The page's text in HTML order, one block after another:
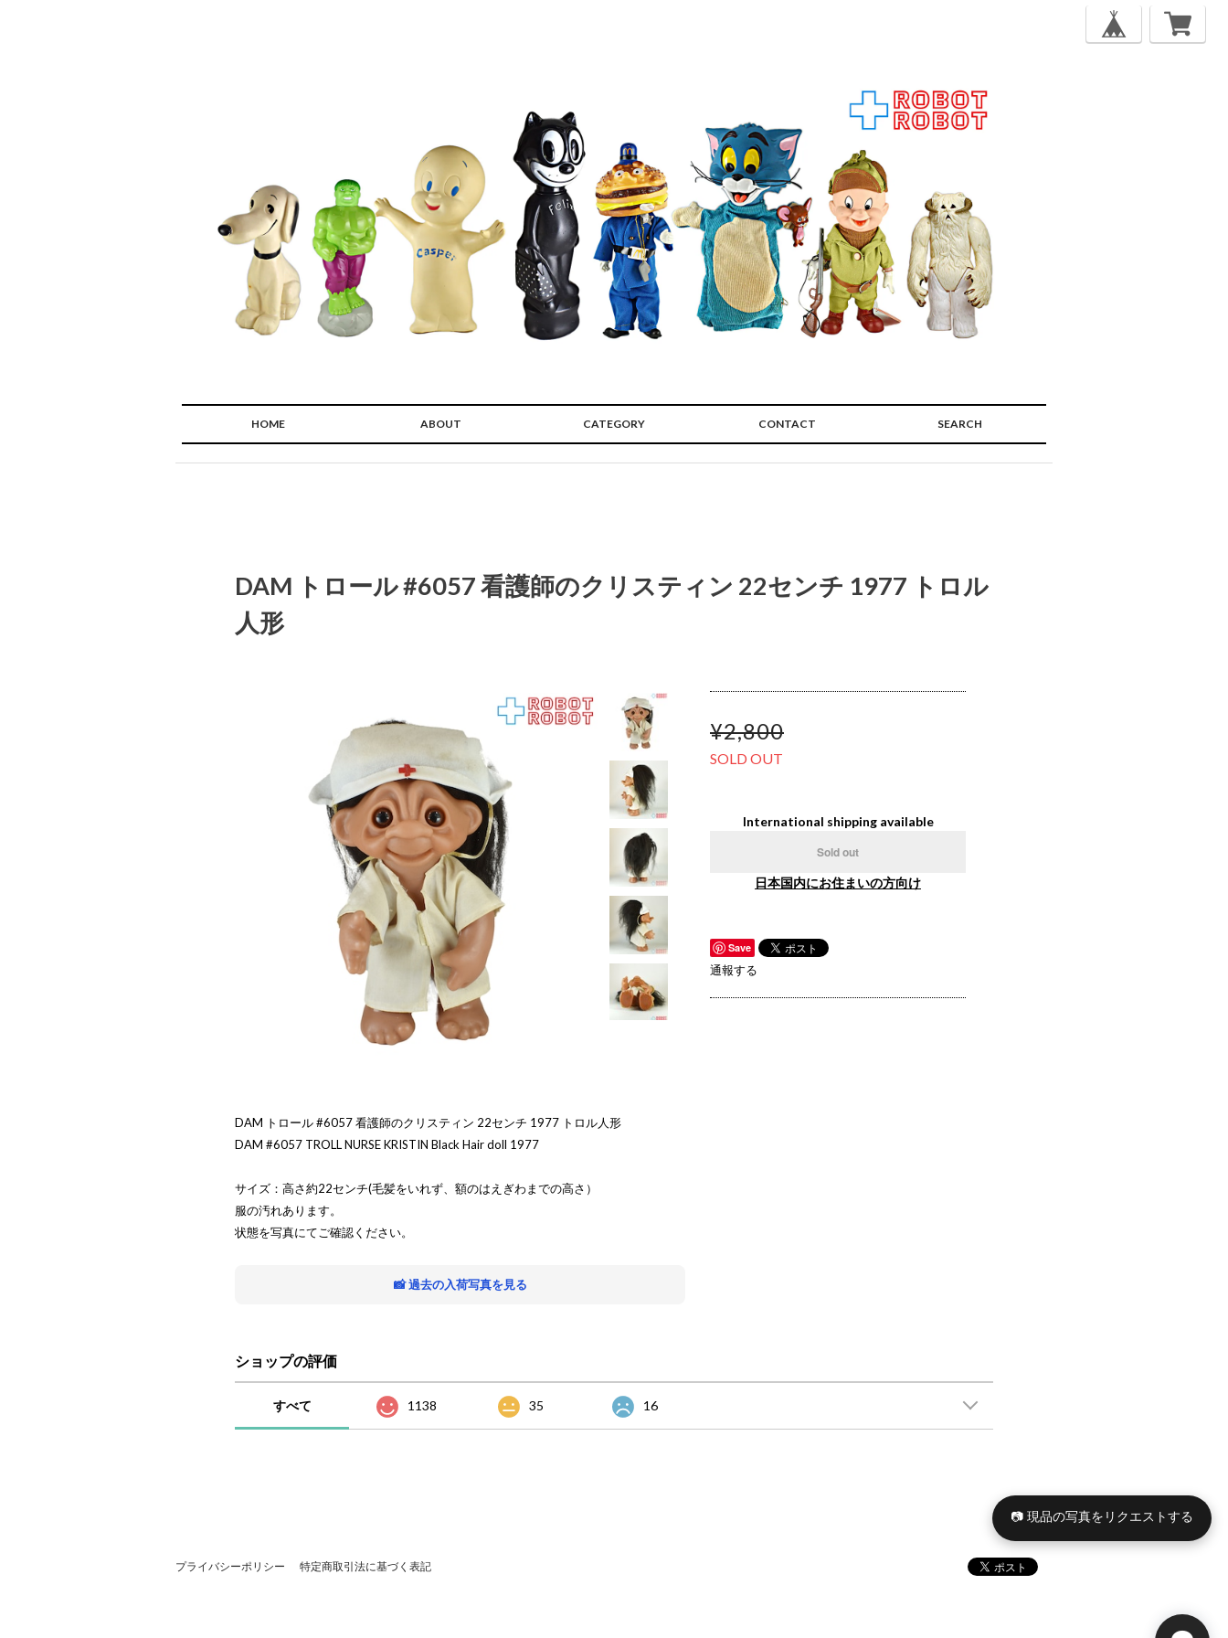
HOME ABOUT CATEGORY CONTACT SEARCH
DAM トロール #6057 看護師のクリスティン 22センチ 1977 トロル
人形
DAM トロール #6057 看護師のクリスティン 22センチ 1977 トロル人形
DAM #6057 TROLL NURSE KRISTIN Black Hair doll 1977
サイズ：高さ約22センチ(毛髪をいれず、額のはえぎわまでの高さ）
服の汚れあります。
状態を写真にてご確認ください。
📸 過去の入荷写真を見る
¥2,800
SOLD OUT
International shipping available
Sold out
日本国内にお住まいの方向け
Save
通報する
ショップの評価
すべて 1138 35 16
プライバシーポリシー 特定商取引法に基づく表記
📷 現品の写真をリクエストする